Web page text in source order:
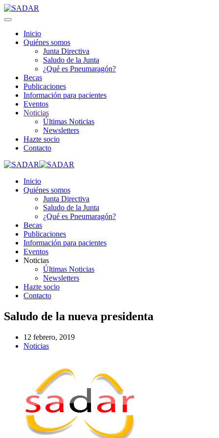
Inicio
Quiénes somos
Junta Directiva
Saludo de la Junta
¿Qué es Pneumaragón?
Becas
Publicaciones
Información para pacientes
Eventos
Noticias
Últimas Noticias
Newsletters
Hazte socio
Contacto
Inicio
Quiénes somos
Junta Directiva
Saludo de la Junta
¿Qué es Pneumaragón?
Becas
Publicaciones
Información para pacientes
Eventos
Noticias
Últimas Noticias
Newsletters
Hazte socio
Contacto
Saludo de la nueva presidenta
12 febrero, 2019
Noticias